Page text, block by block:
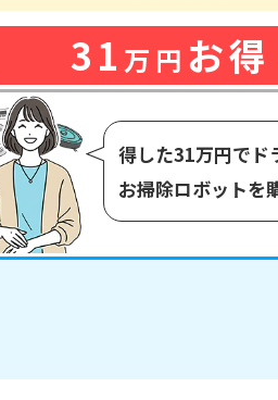
31 万円 お得
得した31万円でド
お掃除ロボットを